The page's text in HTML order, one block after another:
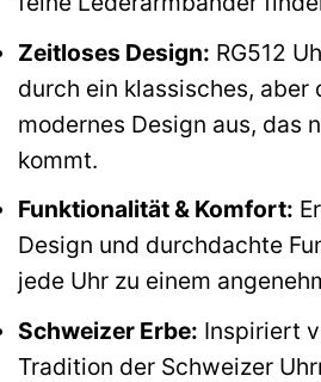
Zeitloses Design: RG512
durch ein klassisches, aber
modernes Design aus, das
kommt.
Funktionalität & Komfort:
Design und durchdachte
jede Uhr zu einem
Schweizer Erbe: Inspiriert
Tradition der Schweizer